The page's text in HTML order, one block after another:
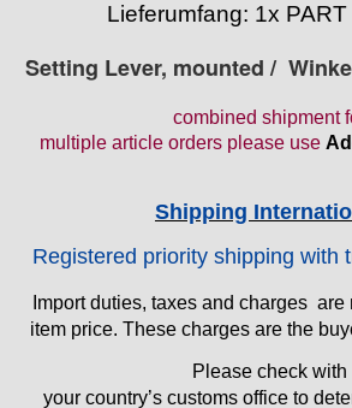
ESA - ETA
Favor
FB „Förster"
GUB "Glashütter Uhrenbetrieb"
GUBA
Lieferumfang: 1x
Setting Lever, mounted /
combined shipment
multiple article orders please use
Shipping
Registered priority shipping with
Import duties, taxes and charges
item price. These charges are the
Please check with
your country’s customs office to